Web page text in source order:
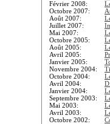
Février 2008:
Octobre 2007:
Août 2007:
Juillet 2007:
Mai 2007:
Octobre 2005:
Août 2005:
Avril 2005:
Janvier 2005:
Novembre 2004:
Octobre 2004:
Avril 2004:
Janvier 2004:
Septembre 2003:
Mai 2003:
Avril 2003:
Octobre 2002: